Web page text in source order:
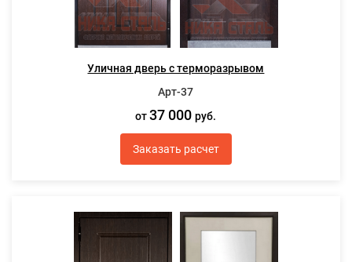
Уличная дверь с терморазрывом
Арт-37
от37 000руб.
Заказать расчет